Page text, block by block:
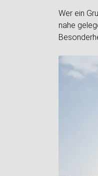
Wer ein
nahe